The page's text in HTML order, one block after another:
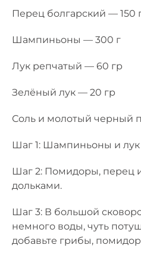
Перец болгарский — 150
Шампиньоны — 300 г
Лук репчатый — 60 гр
Зелёный лук — 20 гр
Соль и молотый черный
Шаг 1: Шампиньоны и лук
Шаг 2: Помидоры, перец
дольками.
Шаг 3: В большой
немного воды, чуть
добавьте грибы,